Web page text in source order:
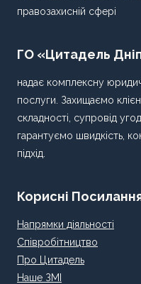
правозахисній сфері
ГО «Цитадель
надає комплексну
послуги. Захищаємо
складності, супровід
гарантуємо швидкість,
підхід.
Корисні
Напрямки діяльності
Співробітництво
Про Цитадель
Наше ЗМІ